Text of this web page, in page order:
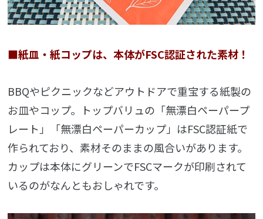
■紙皿・紙コップは、本体がFSC認証された素材！
BBQやピクニックなどアウトドアで重宝する紙製の
お皿やコップ。トップバリュの「無漂白ペーパープ
レート」「無漂白ペーパーカップ」はFSC認証紙で
作られており、素材そのままの風合いがあります。
カップは本体にグリーンでFSCマークが印刷されて
いるのがなんともおしゃれです。